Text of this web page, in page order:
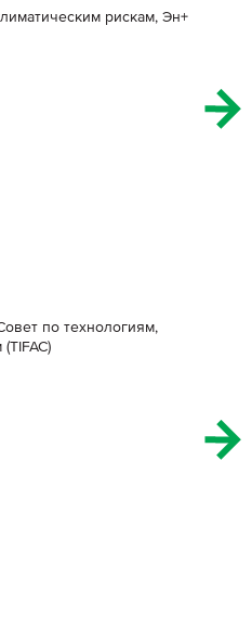
рискам, Эн+
по технологиям,